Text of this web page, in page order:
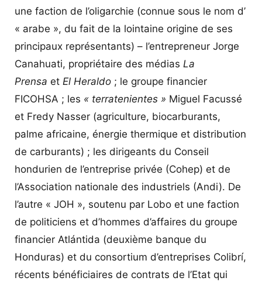
une faction de l’oligarchie (connue sous le nom d’
« arabe », du fait de la lointaine origine de ses
principaux représentants) – l’entrepreneur Jorge
Canahuati, propriétaire des médias La
Prensa et El Heraldo ; le groupe financier
FICOHSA ; les « terratenientes » Miguel Facussé
et Fredy Nasser (agriculture, biocarburants,
palme africaine, énergie thermique et distribution
de carburants) ; les dirigeants du Conseil
hondurien de l’entreprise privée (Cohep) et de
l’Association nationale des industriels (Andi). De
l’autre « JOH », soutenu par Lobo et une faction
de politiciens et d’hommes d’affaires du groupe
financier Atlántida (deuxième banque du
Honduras) et du consortium d’entreprises Colibrí,
récents bénéficiaires de contrats de l’Etat qui